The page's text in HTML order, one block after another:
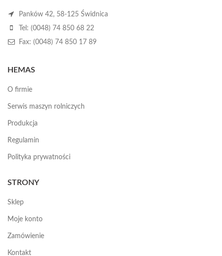
Panków 42, 58-125 Świdnica
Tel: (0048) 74 850 68 22
Fax: (0048) 74 850 17 89
HEMAS
O firmie
Serwis maszyn rolniczych
Produkcja
Regulamin
Polityka prywatności
STRONY
Sklep
Moje konto
Zamówienie
Kontakt